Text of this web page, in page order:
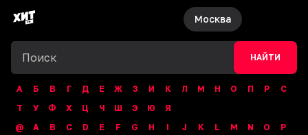
Москва
НАЙТИ
А Б В Г Д Е Ж З И К Л М Н О П Р
С
Т
У Ф Х Ц Ч Ш Э Ю
Я
@
A B C D E F G H I J K L M N O
P